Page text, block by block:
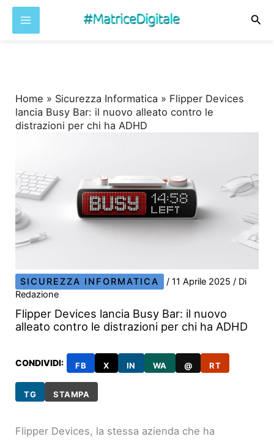
Home » Sicurezza Informatica » Flipper Devices
lancia Busy Bar: il nuovo alleato contro le
distrazioni per chi ha ADHD
SICUREZZA INFORMATICA /11 Aprile 2025/ Di
Redazione
Flipper Devices lancia Busy Bar: il nuovo
alleato contro le distrazioni per chi ha ADHD
CONDIVIDI: FB X IN WA @ RT
TG STAMPA
Flipper Devices, la stessa azienda che ha